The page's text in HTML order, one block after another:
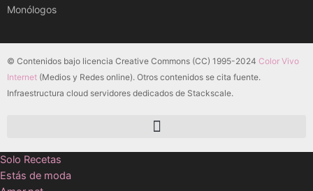
Monólogos
© Contenidos bajo licencia Creative Commons (CC) 1995-2024 Color Vivo
Internet (Medios y Redes online). Otros contenidos se cita fuente.
Infraestructura cloud servidores dedicados de Stackscale.
Solo Recetas
Estás de moda